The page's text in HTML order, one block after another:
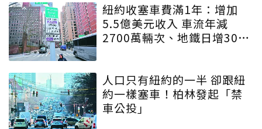
紐約收塞車費滿1年：增加
5.5億美元收入 車流年減
2700萬輛次、地鐵日增30萬
人口只有紐約的一半 卻跟紐
約一樣塞車！柏林發起「禁
車公投」